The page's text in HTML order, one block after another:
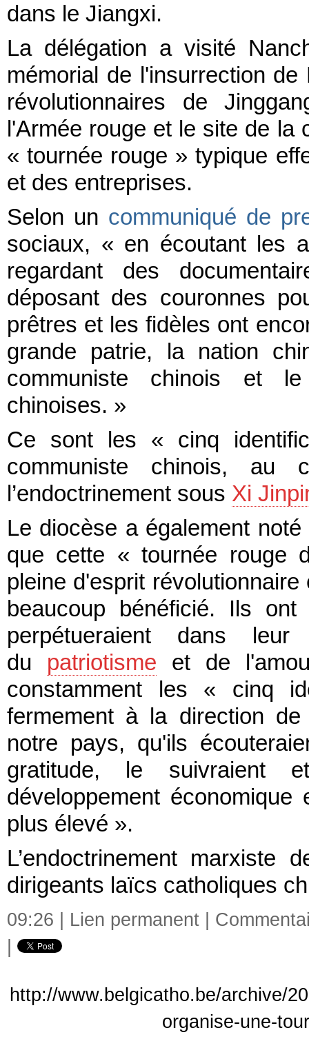
dans le Jiangxi.
La délégation a visité
mémorial de l'insurrection
révolutionnaires de
l'Armée rouge et le site de la
« tournée rouge » typique
et des entreprises.
Selon un communiqué de
sociaux, « en écoutant les
regardant des
déposant des couronnes
prêtres et les fidèles ont
grande patrie, la nation
communiste chinois et le
chinoises. »
Ce sont les « cinq
communiste chinois,
l’endoctrinement sous Xi
Le diocèse a également
que cette « tournée rouge
pleine d'esprit
beaucoup bénéficié. Ils
perpétueraient dans
du patriotisme et de
constamment les « cinq
fermement à la direction
notre pays, qu'ils
gratitude, le suivraient
développement
plus élevé ».
L’endoctrinement marxiste
dirigeants laïcs catholiques
09:26 | Lien permanent
http://www.belgicatho.be/archive/
organise-une-